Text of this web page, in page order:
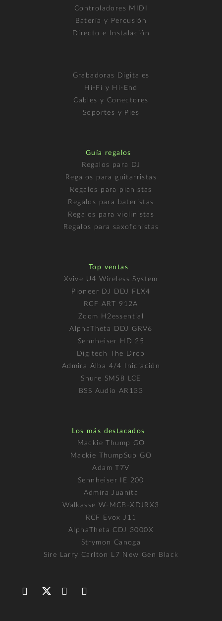
Controladores MIDI
Batería y Percusión
Directo e Instalación
Grabadoras Digitales
Hi-Fi y Hi-End
Cables y Conectores
Soportes y Pies
Guía regalos
Regalos para DJ
Regalos para guitarristas
Regalos para pianistas
Regalos para bateristas
Regalos para violinistas
Regalos para saxofonistas
Top ventas
Xvive U4 Wireless System
Pioneer DJ DDJ FLX4
RCF ART 912A
Zoom H2essential
AlphaTheta DDJ GRV6
Sennheiser HD 25
Digitech The Drop
Admira Alba 4/4 Iniciación
Shure SM58 LCE
BSS Audio AR133
Los más destacados
Mackie Thump GO
Mackie ThumpSub GO
Adam T7V
Sennheiser IE 200
Admira Juanita
Walkasse W-MCB-XDJRX3
RCF Evox J11
AlphaTheta CDJ 3000X
Strymon Canoga
Sire Larry Carlton L7 New Gen Black